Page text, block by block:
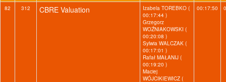
82 312 CBRE Valuation
Izabela TOREBKO (
00:17:44 )
Grzegorz
WOŹNIAKOWSKI (
00:20:08 )
Sylwia WALCZAK (
00:17:01 )
Rafał MAŁANIJ (
00:19:20 )
Maciej
WÓJCIKIEWICZ (
00:17:50